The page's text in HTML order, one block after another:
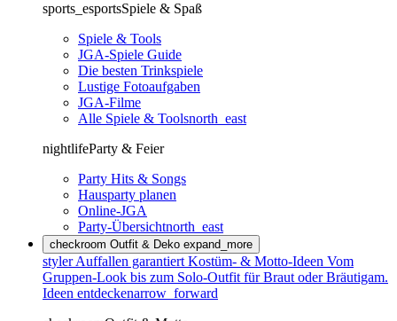
sports_esportsSpiele & Spaß
Spiele & Tools
JGA-Spiele Guide
Die besten Trinkspiele
Lustige Fotoaufgaben
JGA-Filme
Alle Spiele & Toolsnorth_east
nightlifeParty & Feier
Party Hits & Songs
Hausparty planen
Online-JGA
Party-Übersichtnorth_east
checkroom Outfit & Deko expand_more
styler Auffallen garantiert Kostüm- & Motto-Ideen Vom
Gruppen-Look bis zum Solo-Outfit für Braut oder Bräutigam.
Ideen entdeckenarrow_forward